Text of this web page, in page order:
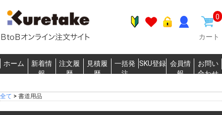
0
カート
ホーム
新着情
報
注文履
歴
見積履
歴
一括発
注
SKU登録 会員情
報
お問い
合わせ
全て > 書道用品